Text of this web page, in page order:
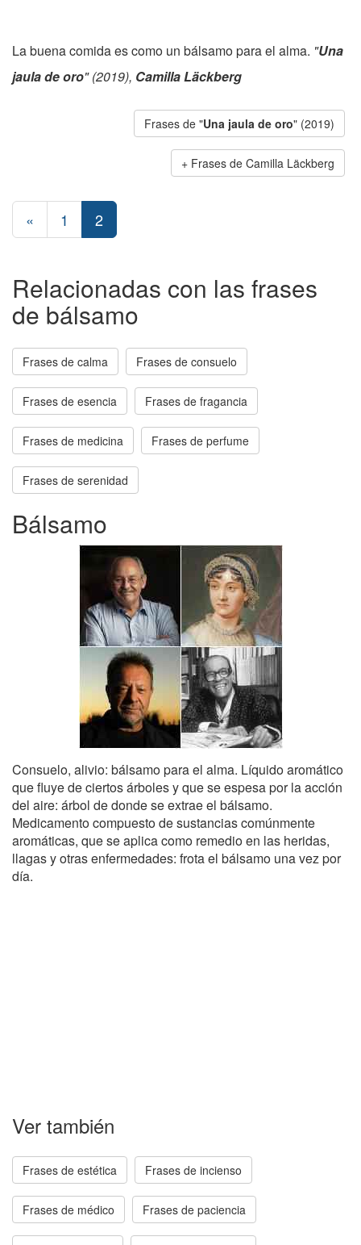
La buena comida es como un bálsamo para el alma. "Una
jaula de oro" (2019), Camilla Läckberg
Frases de "Una jaula de oro" (2019)
Frases de Camilla Läckberg
« 1 2
Relacionadas con las frases
de bálsamo
Frases de calma Frases de consuelo
Frases de esencia Frases de fragancia
Frases de medicina Frases de perfume
Frases de serenidad
Bálsamo
Consuelo, alivio: bálsamo para el alma. Líquido aromático
que fluye de ciertos árboles y que se espesa por la acción
del aire: árbol de donde se extrae el bálsamo.
Medicamento compuesto de sustancias comúnmente
aromáticas, que se aplica como remedio en las heridas,
llagas y otras enfermedades: frota el bálsamo una vez por
día.
Ver también
Frases de estética Frases de incienso
Frases de médico Frases de paciencia